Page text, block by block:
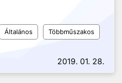
Általános Többműszakos
2019. 01. 28.